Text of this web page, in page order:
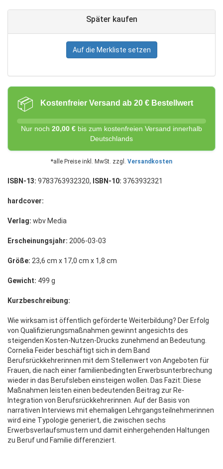
Später kaufen
Auf die Merkliste setzen
📦 Kostenfreier Versand ab 20 € Bestellwert
Nur noch 20,00 € bis zum kostenfreien Versand innerhalb
Deutschlands
*alle Preise inkl. MwSt. zzgl. Versandkosten
ISBN-13: 9783763932320, ISBN-10: 3763932321
hardcover:
Verlag: wbv Media
Erscheinungsjahr: 2006-03-03
Größe: 23,6 cm x 17,0 cm x 1,8 cm
Gewicht: 499 g
Kurzbeschreibung:
Wie wirksam ist öffentlich geförderte Weiterbildung? Der Erfolg
von Qualifizierungsmaßnahmen gewinnt angesichts des
steigenden Kosten-Nutzen-Drucks zunehmend an Bedeutung.
Cornelia Feider beschäftigt sich in dem Band
Berufsrückkehrerinnen mit dem Stellenwert von Angeboten für
Frauen, die nach einer familienbedingten Erwerbsunterbrechung
wieder in das Berufsleben einsteigen wollen. Das Fazit: Diese
Maßnahmen leisten einen bedeutenden Beitrag zur Re-
Integration von Berufsrückkehrerinnen. Auf der Basis von
narrativen Interviews mit ehemaligen Lehrgangsteilnehmerinnen
wird eine Typologie generiert, die zwischen sechs
Erwerbsverlaufsmustern und damit einhergehenden Haltungen
zu Beruf und Familie differenziert.